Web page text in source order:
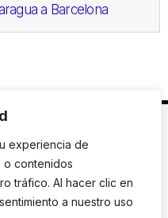
experiencia de
o contenidos
tráfico. Al hacer clic en
a nuestro uso
a Barcelona
|
T.: +34 93
de Catalunya.